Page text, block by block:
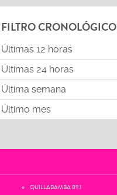
FILTRO CRONOLÓGICO
Últimas 12 horas
Últimas 24 horas
Última semana
Último mes
QUILLABAMBA 89.1